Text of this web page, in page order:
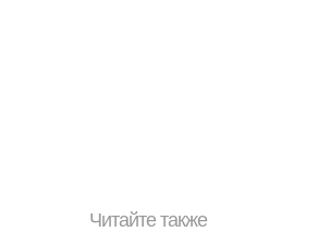
Читайте также